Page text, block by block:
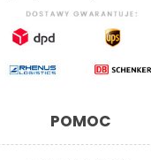
POMOC